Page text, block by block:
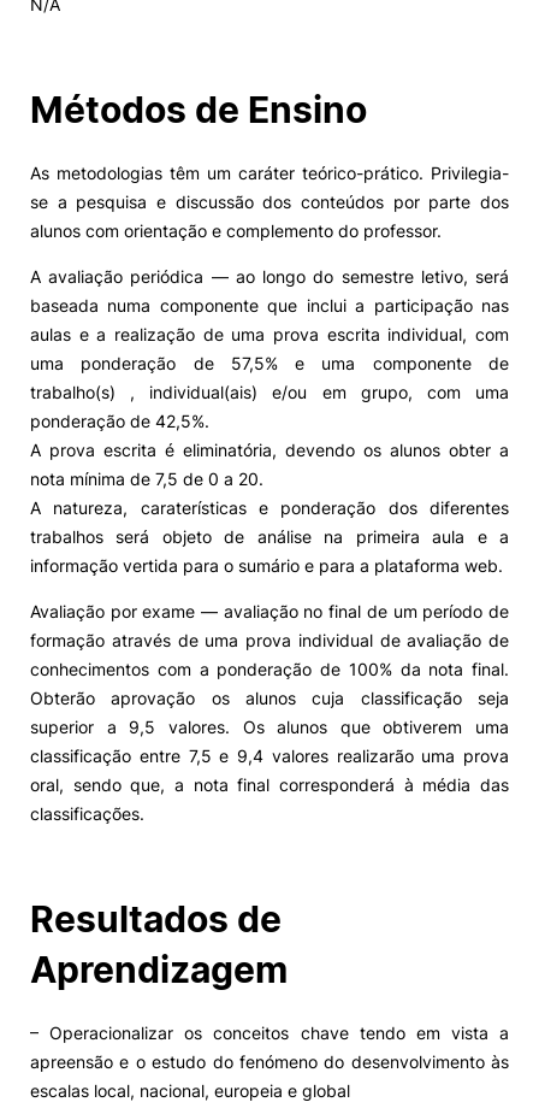
Projetos PRR
Magazine
Europeia Política de Privacidade e Cookies
©2026 Instituto Politécnico de
N/A
Métodos de Ensino
As metodologias têm um caráter teórico-prático. Privilegia-
se a pesquisa e discussão dos conteúdos por parte dos
alunos com orientação e complemento do professor.
A avaliação periódica — ao longo do semestre letivo, será
baseada numa componente que inclui a participação nas
aulas e a realização de uma prova escrita individual, com
uma ponderação de 57,5% e uma componente de
trabalho(s) , individual(ais) e/ou em grupo, com uma
ponderação de 42,5%.
A prova escrita é eliminatória, devendo os alunos obter a
nota mínima de 7,5 de 0 a 20.
A natureza, caraterísticas e ponderação dos diferentes
trabalhos será objeto de análise na primeira aula e a
informação vertida para o sumário e para a plataforma web.
Avaliação por exame — avaliação no final de um período de
formação através de uma prova individual de avaliação de
conhecimentos com a ponderação de 100% da nota final.
Obterão aprovação os alunos cuja classificação seja
superior a 9,5 valores. Os alunos que obtiverem uma
classificação entre 7,5 e 9,4 valores realizarão uma prova
oral, sendo que, a nota final corresponderá à média das
classificações.
Resultados de
Aprendizagem
– Operacionalizar os conceitos chave tendo em vista a
apreensão e o estudo do fenómeno do desenvolvimento às
escalas local, nacional, europeia e global